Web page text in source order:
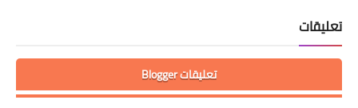
تعليقات
تعليقات Blogger